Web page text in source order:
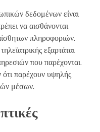
δεδομένων είναι
να αισθάνονται
πληροφοριών.
εξαρτάται
που παρέχονται.
ότι παρέχουν υψηλής
μέσων.